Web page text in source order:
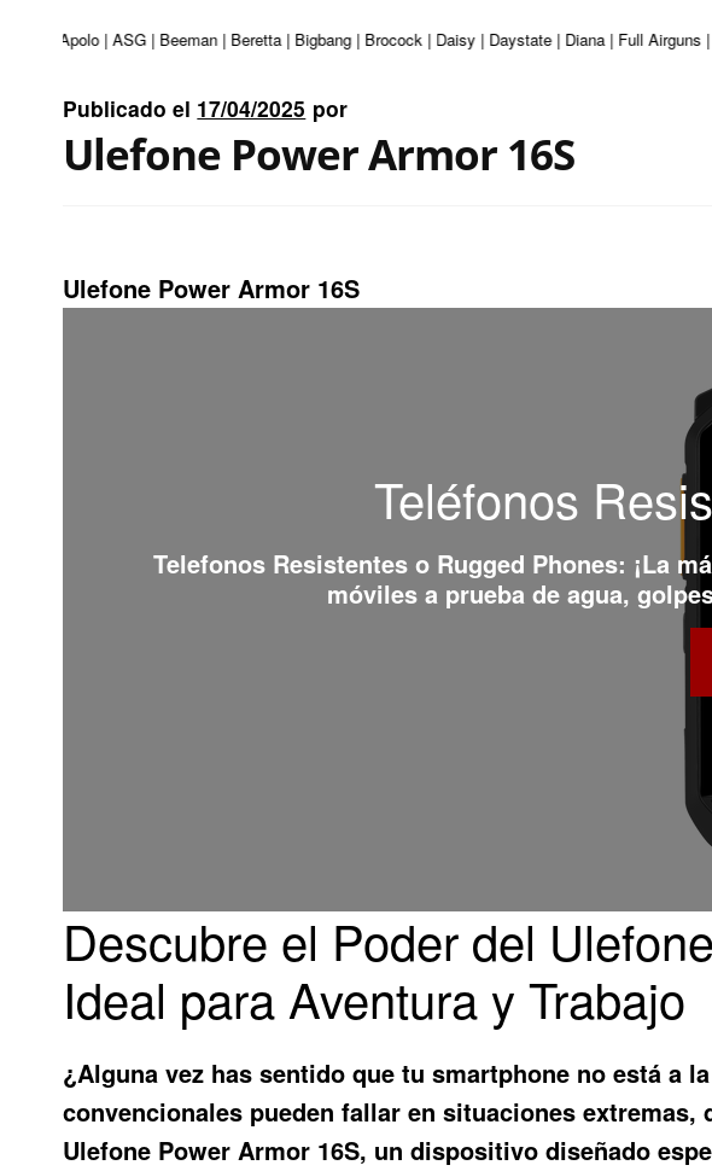
| Apolo | ASG | Beeman | Beretta | Bigbang | Brocock | Daisy | Daystate | Diana | Full Airguns
Publicado el 17/04/2025 por
Ulefone Power Armor 16S
Ulefone Power Armor 16S
Teléfonos
Telefonos Resistentes o Rugged Phones: ¡La
móviles a prueba de agua,
Descubre el Poder del
Ideal para Aventura y Trabajo
¿Alguna vez has sentido que tu smartphone no está a
convencionales pueden fallar en situaciones
Ulefone Power Armor 16S, un dispositivo diseñado